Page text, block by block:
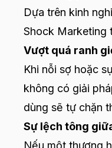
Dựa trên kinh
Shock Marketing
Vượt quá ranh
Khi nỗi sợ hoặc
không có giải
dùng sẽ tự chặn
Sự lệch tông
Nếu một thương